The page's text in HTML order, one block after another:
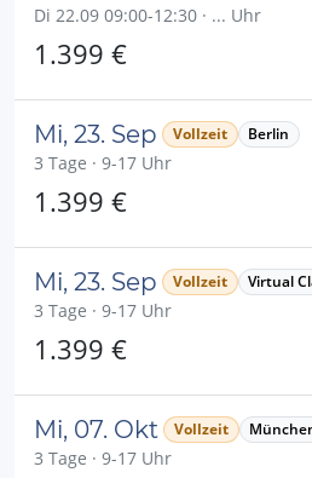
Di 22.09 09:00-12:30 · ... Uhr
1.399 €
Mi, 23. Sep Vollzeit Berlin
3 Tage · 9-17 Uhr
1.399 €
Mi, 23. Sep Vollzeit Virtual
3 Tage · 9-17 Uhr
1.399 €
Mi, 07. Okt Vollzeit
3 Tage · 9-17 Uhr